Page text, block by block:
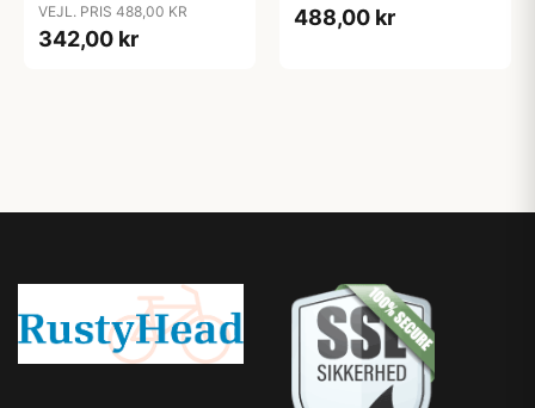
Green
VEJL. PRIS 488,00 KR
342,00 kr
488,00 kr